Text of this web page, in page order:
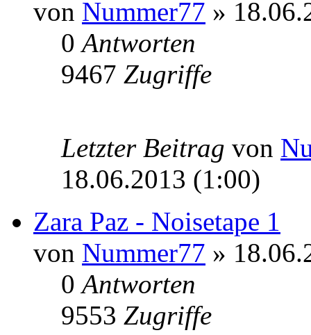
von Nummer77 »
0Antworten
9467 Zugriffe
Letzter Beitrag von
18.06.2013 (1:00)
Zara Paz - Noisetape 1
von Nummer77 »
0Antworten
9553 Zugriffe